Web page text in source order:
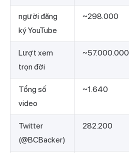
người đăng
ký YouTube
~298.000
Lượt xem
trọn đời
~57.000.000
Tổng số
video
~1.640
Twitter
(@BCBacker)
282.200